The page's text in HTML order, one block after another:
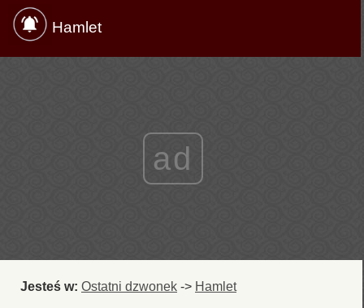
Hamlet
ad
Jesteś w: Ostatni dzwonek -> Hamlet